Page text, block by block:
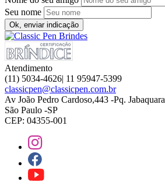
Seu nome
Ok, enviar indicação
Atendimento
(11) 5034-4626| 11 95947-5399
classicpen@classicpen.com.br
Av João Pedro Cardoso,443 -Pq. Jabaquara
São Paulo -SP
CEP: 04355-001